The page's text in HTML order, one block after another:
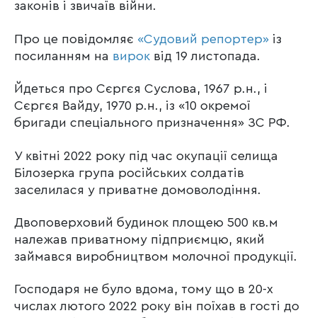
законів і звичаїв війни.
Про це повідомляє «Судовий репортер» із
посиланням на вирок від 19 листопада.
Йдеться про Сєргєя Суслова, 1967 р.н., і
Сєргєя Вайду, 1970 р.н., із «10 окремої
бригади спеціального призначення» ЗС РФ.
У квітні 2022 року під час окупації селища
Білозерка група російських солдатів
заселилася у приватне домоволодіння.
Двоповерховий будинок площею 500 кв.м
належав приватному підприємцю, який
займався виробництвом молочної продукції.
Господаря не було вдома, тому що в 20-х
числах лютого 2022 року він поїхав в гості до